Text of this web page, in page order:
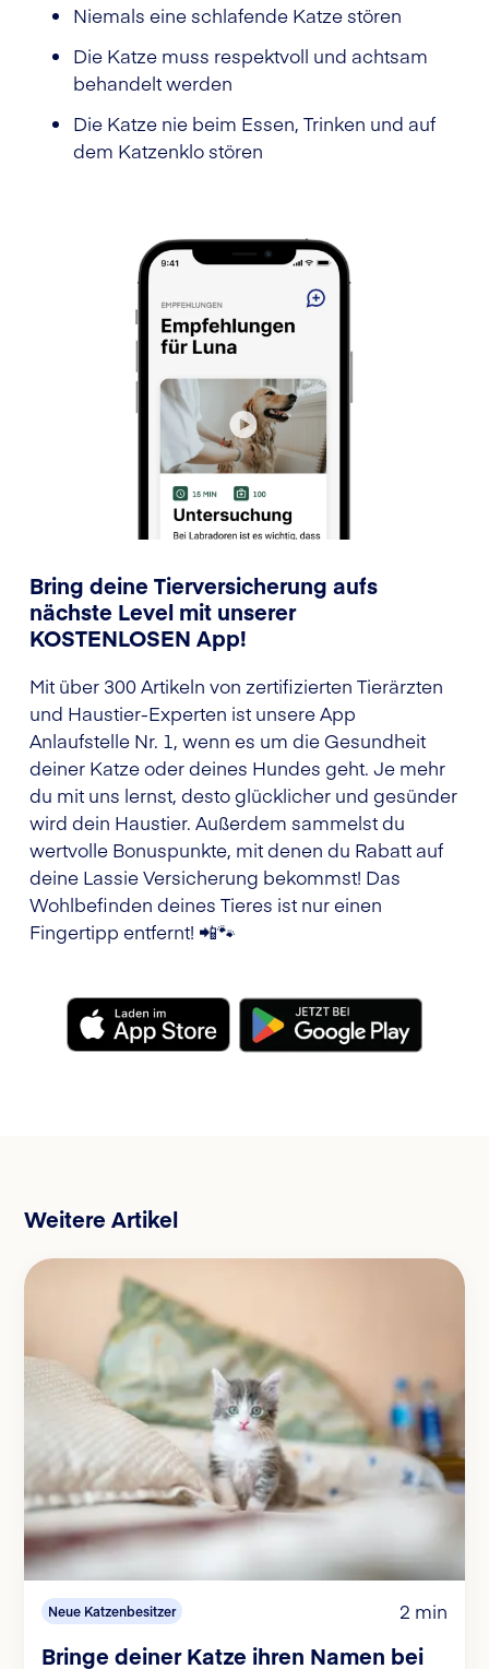
Niemals eine schlafende Katze stören
Die Katze muss respektvoll und achtsam
behandelt werden
Die Katze nie beim Essen, Trinken und auf
dem Katzenklo stören
Bring deine Tierversicherung aufs
nächste Level mit unserer
KOSTENLOSEN App!
Mit über 300 Artikeln von zertifizierten Tierärzten
und Haustier-Experten ist unsere App
Anlaufstelle Nr. 1, wenn es um die Gesundheit
deiner Katze oder deines Hundes geht. Je mehr
du mit uns lernst, desto glücklicher und gesünder
wird dein Haustier. Außerdem sammelst du
wertvolle Bonuspunkte, mit denen du Rabatt auf
deine Lassie Versicherung bekommst! Das
Wohlbefinden deines Tieres ist nur einen
Fingertipp entfernt! 📲🐾
Weitere Artikel
Neue Katzenbesitzer 2 min
Bringe deiner Katze ihren Namen bei